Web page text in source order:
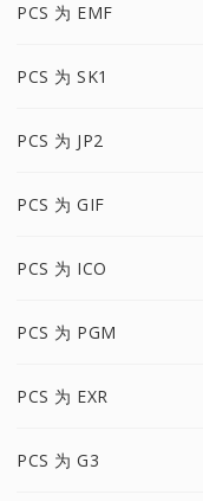
PCS 为 EMF
PCS 为 SK1
PCS 为 JP2
PCS 为 GIF
PCS 为 ICO
PCS 为 PGM
PCS 为 EXR
PCS 为 G3